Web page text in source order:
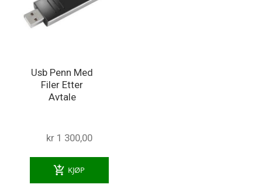
Usb Penn Med
Filer Etter
Avtale
kr 1 300,00
add_shopping_cart KJØP